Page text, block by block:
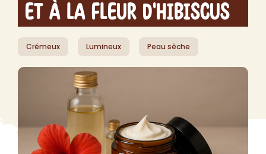
et à la Fleur d'Hibiscus
Crémeux Lumineux Peau sèche